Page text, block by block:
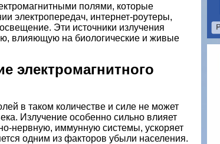
полями, которые
электропередач, интернет-роутеры,
Эти источники излучения
влияющую на биологические и живые
электромагнитного
в таком количестве и силе не может
Излучение особенно сильно влияет
нервную, иммунную системы, ускоряет
одним из факторов убыли населения.